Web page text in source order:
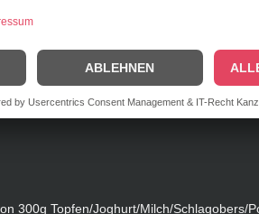
(Süßungsmittel),
300g Topfen/Joghurt/Milch/Schlagobers/